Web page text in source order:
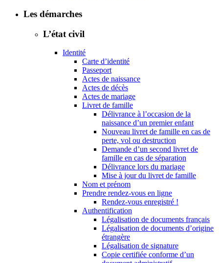
Les démarches
L’état civil
Identité
Carte d’identité
Passeport
Actes de naissance
Actes de décès
Actes de mariage
Livret de famille
Délivrance à l’occasion de la
naissance d’un premier enfant
Nouveau livret de famille en cas de
perte, vol ou destruction
Demande d’un second livret de
famille en cas de séparation
Délivrance lors du mariage
Mise à jour du livret de famille
Nom et prénom
Prendre rendez-vous en ligne
Rendez-vous enregistré !
Authentification
Légalisation de documents français
Légalisation de documents d’origine
étrangère
Légalisation de signature
Copie certifiée conforme d’un